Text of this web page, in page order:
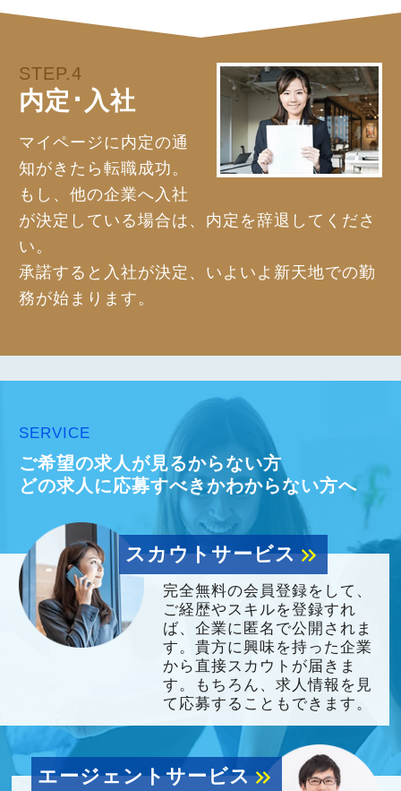
STEP.4
内定･入社
マイページに内定の通
知がきたら転職成功。
もし、他の企業へ入社
が決定している場合は、内定を辞退してくださ
い。
承諾すると入社が決定、いよいよ新天地での勤
務が始まります。
SERVICE
ご希望の求人が見るからない方
どの求人に応募すべきかわからない方へ
スカウトサービスkeyboard_double_arrow_right
完全無料の会員登録をして、
ご経歴やスキルを登録すれ
ば、企業に匿名で公開されま
す。貴方に興味を持った企業
から直接スカウトが届きま
す。もちろん、求人情報を見
て応募することもできます。
エージェントサービスkeyboard_double_arrow_right